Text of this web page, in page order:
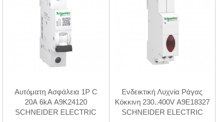
Αυτόματη Ασφάλεια 1P C
20A 6kA A9K24120
SCHNEIDER ELECTRIC
Ενδεικτική Λυχνία Ράγας
Κόκκινη 230..400V A9E18327
SCHNEIDER ELECTRIC